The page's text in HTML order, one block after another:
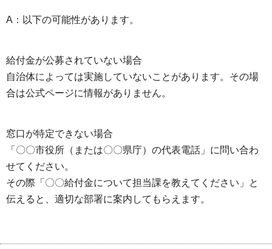
A：以下の可能性があります。
給付金が公募されていない場合
自治体によっては実施していないことがあります。その場
合は公式ページに情報がありません。
窓口が特定できない場合
「〇〇市役所（または〇〇県庁）の代表電話」に問い合わ
せてください。
その際「〇〇給付金について担当課を教えてください」と
伝えると、適切な部署に案内してもらえます。